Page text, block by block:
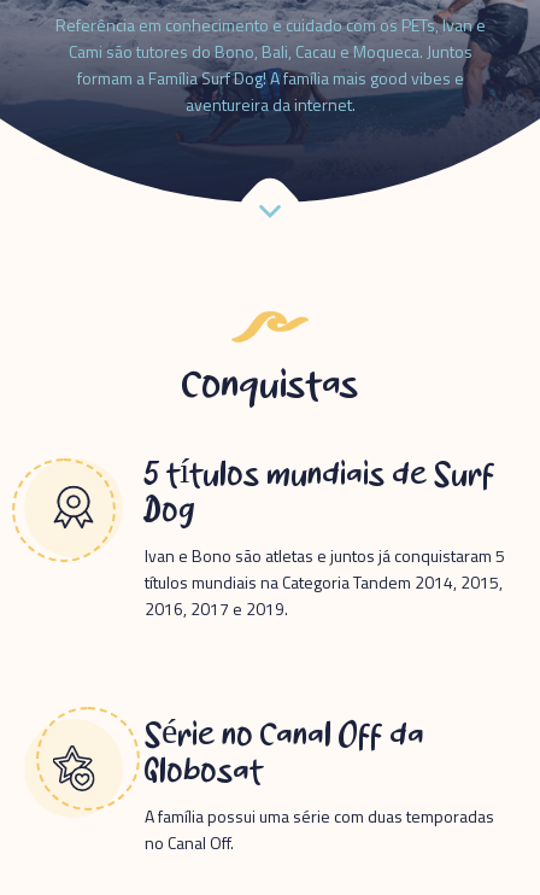
Referência em conhecimento e cuidado com os PETs, Ivan e
Cami são tutores do Bono, Bali, Cacau e Moqueca. Juntos
formam a Família Surf Dog! A família mais good vibes e
aventureira da internet.
Conquistas
5 títulos mundiais de Surf
Dog
Ivan e Bono são atletas e juntos já conquistaram 5
títulos mundiais na Categoria Tandem 2014, 2015,
2016, 2017 e 2019.
Série no Canal Off da
Globosat
A família possui uma série com duas temporadas
no Canal Off.